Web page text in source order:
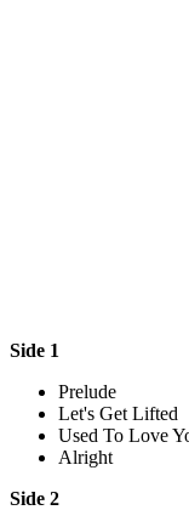
Side 1
Prelude
Let's Get Lifted
Used To Love
Alright
Side 2